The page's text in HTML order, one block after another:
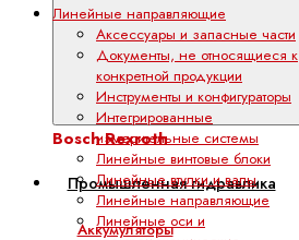
Bosch Rexroth
Промышленная гидравлика
Аккумуляторы
Линейные направляющие
Аксессуары и запасные части
Документы, не относящиеся к
конкретной продукции
Инструменты и конфигураторы
Интегрированные
измерительные системы
Линейные винтовые блоки
Линейные втулки и валы
Линейные направляющие
Линейные оси и